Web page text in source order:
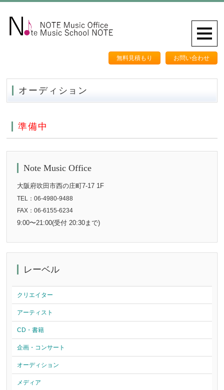
無料見積もり お問い合わせ
オーディション
準備中
Note Music Office
大阪府吹田市西の庄町7-17 1F
TEL：06-4980-9488
FAX：06-6155-6234
9:00〜21:00(受付 20:30まで)
レーベル
クリエイター
アーティスト
CD・書籍
企画・コンサート
オーディション
メディア